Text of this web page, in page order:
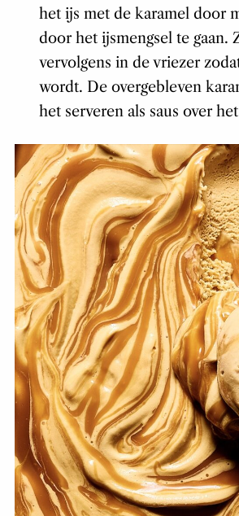
het ijs met de karamel door
door het ijsmengsel te gaan.
vervolgens in de vriezer
wordt. De overgebleven
het serveren als saus over